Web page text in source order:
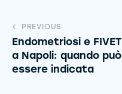
PREVIOUS
Endometriosi e FIVET
a Napoli: quando può
essere indicata